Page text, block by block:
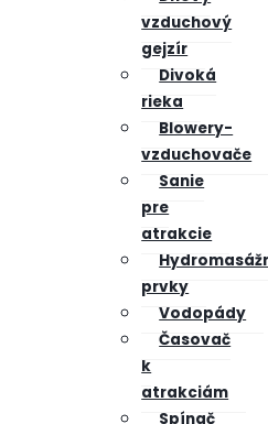
vzduchový
gejzír
Divoká
rieka
Blowery-
vzduchovače
Sanie
pre
atrakcie
prvky
Vodopády
Časovač
k
atrakciám
Spínač